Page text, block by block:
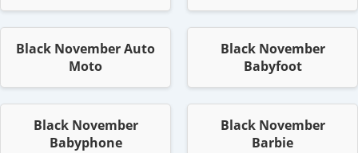
Black November Auto
Moto
Black November
Babyfoot
Black November
Babyphone
Black November
Barbie